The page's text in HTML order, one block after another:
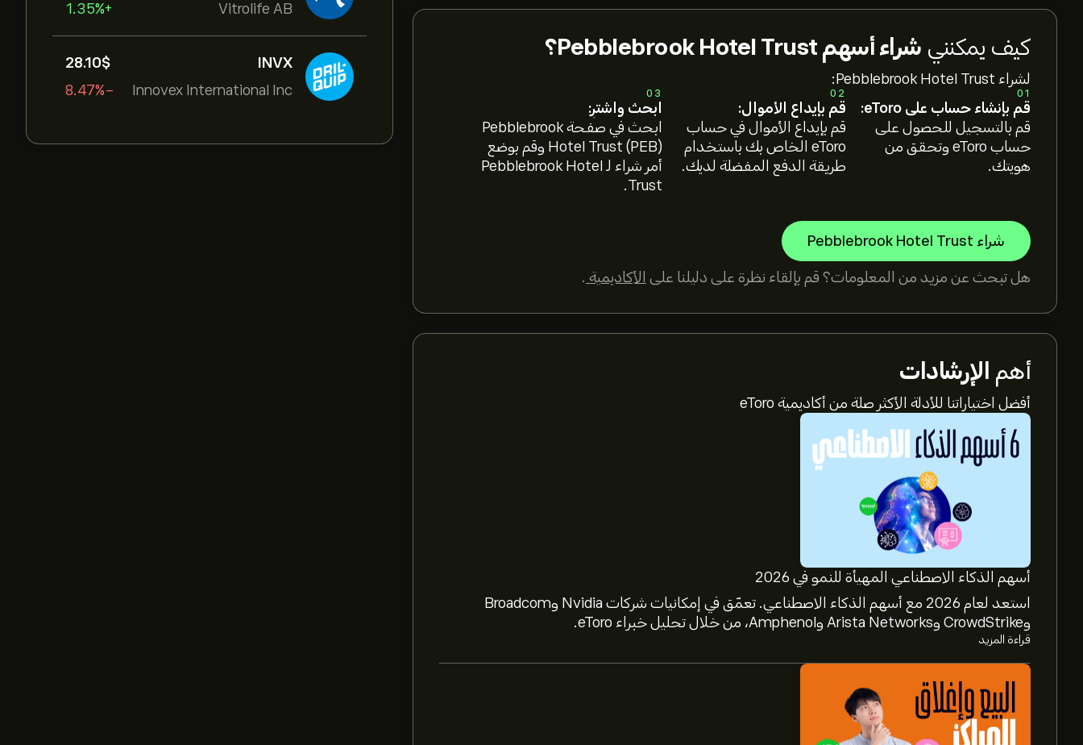
Vitrolife AB
+1.35%
INVX
Innovex International Inc
28.10‎$‎
-8.47%
كيف يمكنني شراء أسهم Pebblebrook Hotel Trust؟
لشراء Pebblebrook Hotel Trust:
01
قم بإنشاء حساب على eToro:
قم بالتسجيل للحصول على
حساب eToro وتحقق من
هويتك.
02
قم بإيداع الأموال:
قم بإيداع الأموال في حساب
eToro الخاص بك باستخدام
طريقة الدفع المفضلة لديك.
03
ابحث واشترِ:
ابحث في صفحة Pebblebrook
Hotel Trust (PEB) وقم بوضع
أمر شراء لـ Pebblebrook Hotel
Trust.
شراء Pebblebrook Hotel Trust
هل تبحث عن مزيد من المعلومات؟ قم بإلقاء نظرة على دليلنا على الأكاديمية .
أهم الإرشادات
أفضل اختياراتنا للأدلة الأكثر صلة من أكاديمية eToro
أسهم الذكاء الاصطناعي المهيأة للنمو في 2026
استعد لعام 2026 مع أسهم الذكاء الاصطناعي. تعمّق في إمكانيات شركات Nvidia وBroadcom
وCrowdStrike وArista Networks وAmphenol، من خلال تحليل خبراء eToro.
قراءة المزيد